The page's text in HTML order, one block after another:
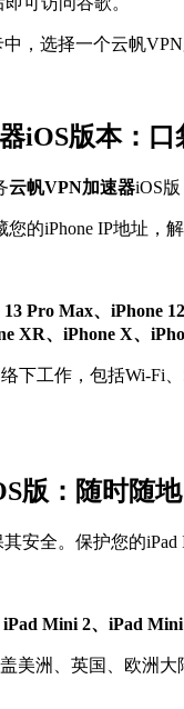
，选择一个云帆VPN
iOS版本：
云帆VPN加速器iOS版
的iPhone IP地址，
Pro Max、iPhone
、iPhone X、
下工作，包括Wi-Fi
版：随时随地
安全。保护您的
Mini 2、iPad
美洲、英国、欧洲大